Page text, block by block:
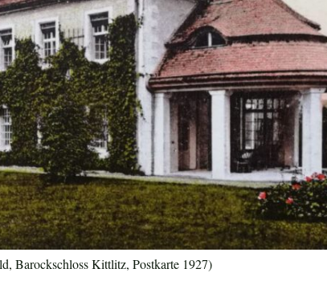
Barockschloss Kittlitz, Postkarte 1927)